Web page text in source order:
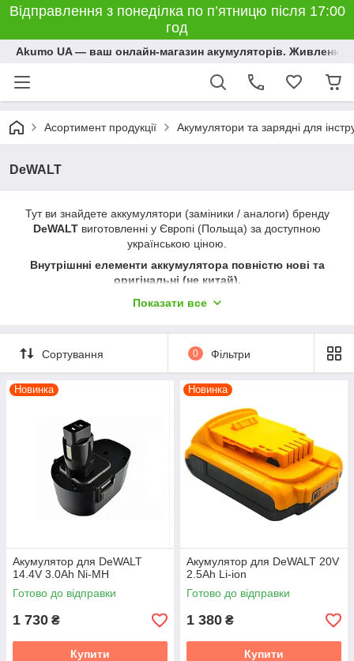
Відправлення з понеділка по п’ятницю після 17:00
год
Akumo UA — ваш онлайн-магазин акумуляторів. Живлення,
Асортимент продукції Акумулятори та зарядні для
DeWALT
Тут ви знайдете аккумулятори (заміники / аналоги) бренду
DeWALT виготовленні у Європі (Польща) за доступною
українською ціною.
Внутрішнні елементи аккумулятора повністю нові та
оригінальні (не китай).
Замовляючи в нашому магазині Ви отримуєте надійний
ремонту.
Показати все
Сортування 0 Фільтри
Новинка
Акумулятор для DeWALT
14.4V 3.0Ah Ni-MH
Готово до відправки
1 730 ₴
Купити
Новинка
Акумулятор для DeWALT 20V
2.5Ah Li-ion
Готово до відправки
1 380 ₴
Купити